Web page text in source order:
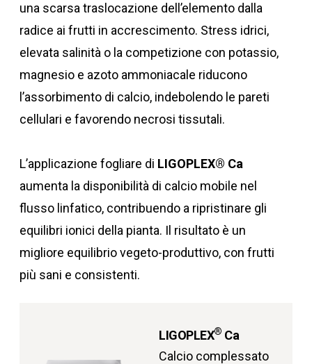
una scarsa traslocazione dell’elemento dalla
radice ai frutti in accrescimento. Stress idrici,
elevata salinità o la competizione con potassio,
magnesio e azoto ammoniacale riducono
l’assorbimento di calcio, indebolendo le pareti
cellulari e favorendo necrosi tissutali.
L’applicazione fogliare di LIGOPLEX® Ca
aumenta la disponibilità di calcio mobile nel
flusso linfatico, contribuendo a ripristinare gli
equilibri ionici della pianta. Il risultato è un
migliore equilibrio vegeto-produttivo, con frutti
più sani e consistenti.
LIGOPLEX® Ca
Calcio complessato